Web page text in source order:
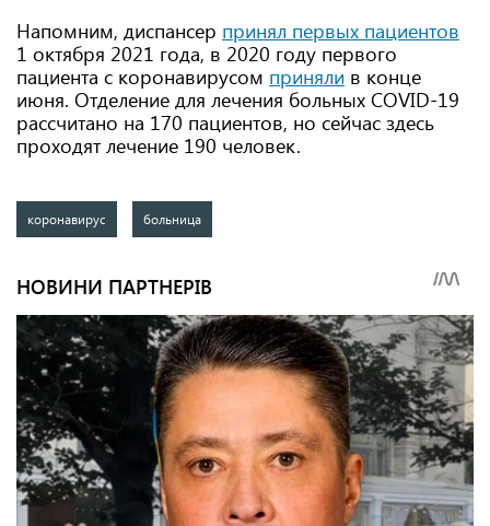
Напомним, диспансер принял первых пациентов
1 октября 2021 года, в 2020 году первого
пациента с коронавирусом приняли в конце
июня. Отделение для лечения больных COVID-19
рассчитано на 170 пациентов, но сейчас здесь
проходят лечение 190 человек.
коронавирус больница